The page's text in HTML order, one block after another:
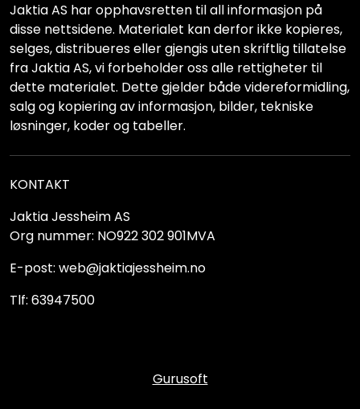
Jaktia AS har opphavsretten til all informasjon på
disse nettsidene. Materialet kan derfor ikke kopieres,
selges, distribueres eller gjengis uten skriftlig tillatelse
fra Jaktia AS, vi forbeholder oss alle rettigheter til
dette materialet. Dette gjelder både videreformidling,
salg og kopiering av informasjon, bilder, tekniske
løsninger, koder og tabeller.
KONTAKT
Jaktia Jessheim AS
Org nummer: NO922 302 901MVA
E-post: web@jaktiajessheim.no
Tlf: 63947500
Gurusoft